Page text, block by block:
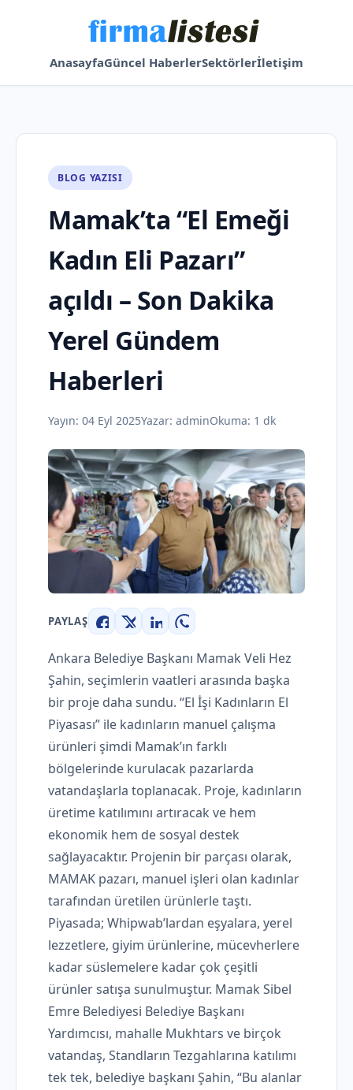
AnasayfaGüncel HaberlerSektörlerİletişim
BLOG YAZISI
Mamak’ta “El Emeği
Kadın Eli Pazarı”
açıldı – Son Dakika
Yerel Gündem
Haberleri
Yayın: 04 Eyl 2025Yazar: adminOkuma: 1 dk
PAYLAŞ
Facebook
X LinkedInWhatsApp
Ankara Belediye Başkanı Mamak Veli Hez
Şahin, seçimlerin vaatleri arasında başka
bir proje daha sundu. “El İşi Kadınların El
Piyasası” ile kadınların manuel çalışma
ürünleri şimdi Mamak’ın farklı
bölgelerinde kurulacak pazarlarda
vatandaşlarla toplanacak. Proje, kadınların
üretime katılımını artıracak ve hem
ekonomik hem de sosyal destek
sağlayacaktır. Projenin bir parçası olarak,
MAMAK pazarı, manuel işleri olan kadınlar
tarafından üretilen ürünlerle taştı.
Piyasada; Whipwab’lardan eşyalara, yerel
lezzetlere, giyim ürünlerine, mücevherlere
kadar süslemelere kadar çok çeşitli
ürünler satışa sunulmuştur. Mamak Sibel
Emre Belediyesi Belediye Başkanı
Yardımcısı, mahalle Mukhtars ve birçok
vatandaş, Standların Tezgahlarına katılımı
tek tek, belediye başkanı Şahin, “Bu alanlar